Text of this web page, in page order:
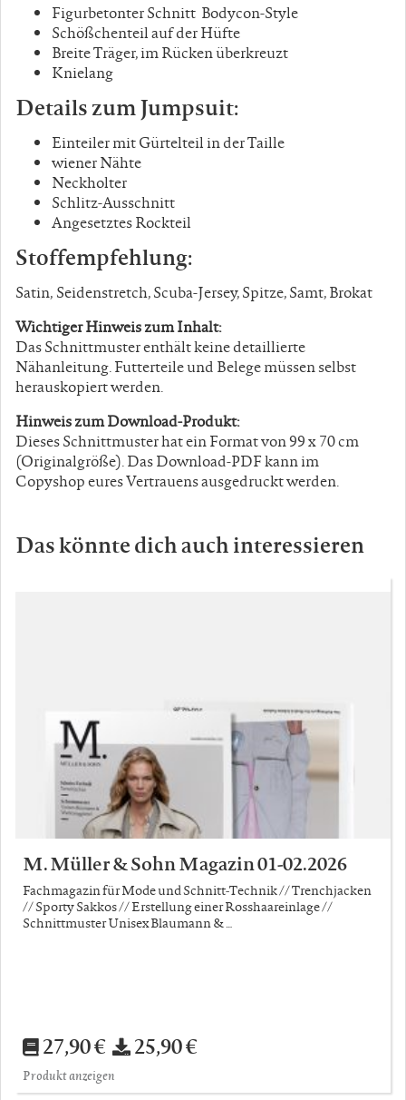
Figurbetonter Schnitt Bodycon-Style
Schößchenteil auf der Hüfte
Breite Träger, im Rücken überkreuzt
Knielang
Details zum Jumpsuit:
Einteiler mit Gürtelteil in der Taille
wiener Nähte
Neckholter
Schlitz-Ausschnitt
Angesetztes Rockteil
Stoffempfehlung:
Satin, Seidenstretch, Scuba-Jersey, Spitze, Samt, Brokat
Wichtiger Hinweis zum Inhalt:
Das Schnittmuster enthält keine detaillierte
Nähanleitung. Futterteile und Belege müssen selbst
herauskopiert werden.
Hinweis zum Download-Produkt:
Dieses Schnittmuster hat ein Format von 99 x 70 cm
(Originalgröße). Das Download-PDF kann im
Copyshop eures Vertrauens ausgedruckt werden.
Das könnte dich auch interessieren
M. Müller & Sohn Magazin 01-02.2026
Fachmagazin für Mode und Schnitt-Technik // Trenchjacken
// Sporty Sakkos // Erstellung einer Rosshaareinlage //
Schnittmuster Unisex Blaumann & …
27,90 € 25,90 €
Produkt anzeigen